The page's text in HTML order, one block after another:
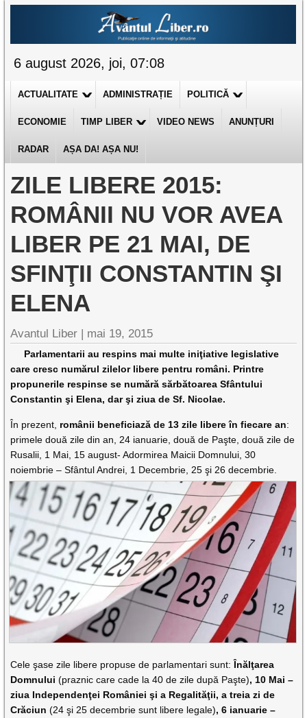
6 august 2026, joi, 07:08
ACTUALITATE ADMINISTRAȚIE POLITICĂ
ECONOMIE TIMP LIBER VIDEO NEWS ANUNȚURI
RADAR AȘA DA! AȘA NU!
ZILE LIBERE 2015:
ROMÂNII NU VOR AVEA
LIBER PE 21 MAI, DE
SFINŢII CONSTANTIN ŞI
ELENA
Avantul Liber | mai 19, 2015
Parlamentarii au respins mai multe iniţiative legislative
care cresc numărul zilelor libere pentru români. Printre
propunerile respinse se numără sărbătoarea Sfântului
Constantin şi Elena, dar şi ziua de Sf. Nicolae.
În prezent, românii beneficiază de 13 zile libere în fiecare an:
primele două zile din an, 24 ianuarie, două de Paşte, două zile de
Rusalii, 1 Mai, 15 august- Adormirea Maicii Domnului, 30
noiembrie – Sfântul Andrei, 1 Decembrie, 25 şi 26 decembrie.
Cele şase zile libere propuse de parlamentari sunt: Înălţarea
Domnului(praznic care cade la 40 de zile după Paşte), 10 Mai –
ziua Independenţei României şi a Regalităţii, a treia zi de
Crăciun(24 şi 25 decembrie sunt libere legale), 6 ianuarie –